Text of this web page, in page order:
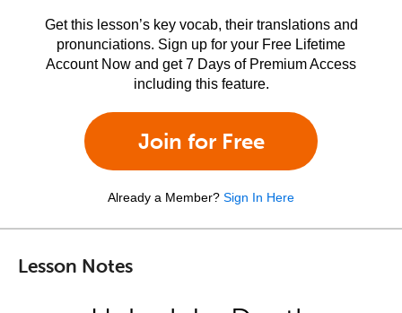
Get this lesson’s key vocab, their translations and
pronunciations. Sign up for your Free Lifetime
Account Now and get 7 Days of Premium Access
including this feature.
Join for Free
Already a Member? Sign In Here
Lesson Notes